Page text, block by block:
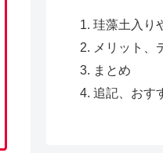
珪藻土入り
メリット、
まとめ
追記、おす